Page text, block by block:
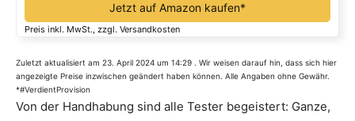
Jetzt auf Amazon kaufen*
Preis inkl. MwSt., zzgl. Versandkosten
Zuletzt aktualisiert am 23. April 2024 um 14:29 . Wir weisen darauf hin, dass sich hier
angezeigte Preise inzwischen geändert haben können. Alle Angaben ohne Gewähr.
*#VerdientProvision
Von der Handhabung sind alle Tester begeistert: Ganze,